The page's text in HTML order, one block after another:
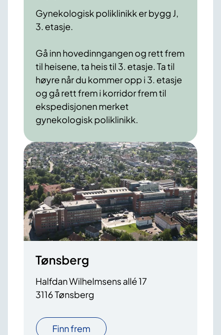
Gynekologisk poliklinikk er bygg J,
3. etasje.
Gå inn hovedinngangen og rett frem
til heisene, ta heis til 3. etasje. Ta til
høyre når du kommer opp i 3. etasje
og gå rett frem i korridor frem til
ekspedisjonen merket
gynekologisk poliklinikk.
Tønsberg
Halfdan Wilhelmsens allé 17
3116 Tønsberg
Finn frem